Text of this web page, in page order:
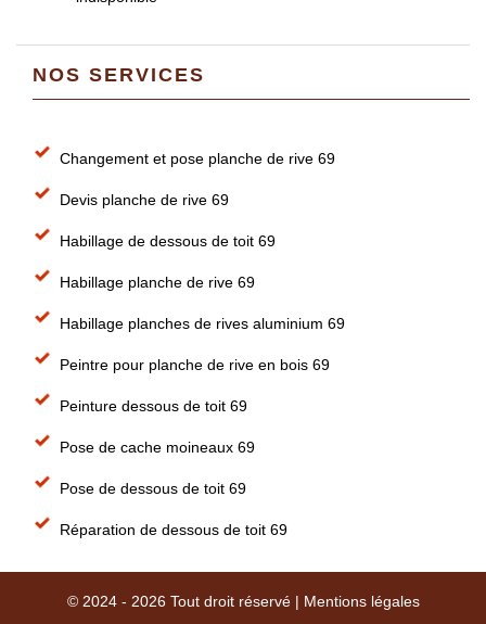
NOS SERVICES
Changement et pose planche de rive 69
Devis planche de rive 69
Habillage de dessous de toit 69
Habillage planche de rive 69
Habillage planches de rives aluminium 69
Peintre pour planche de rive en bois 69
Peinture dessous de toit 69
Pose de cache moineaux 69
Pose de dessous de toit 69
Réparation de dessous de toit 69
© 2024 - 2026 Tout droit réservé | Mentions légales